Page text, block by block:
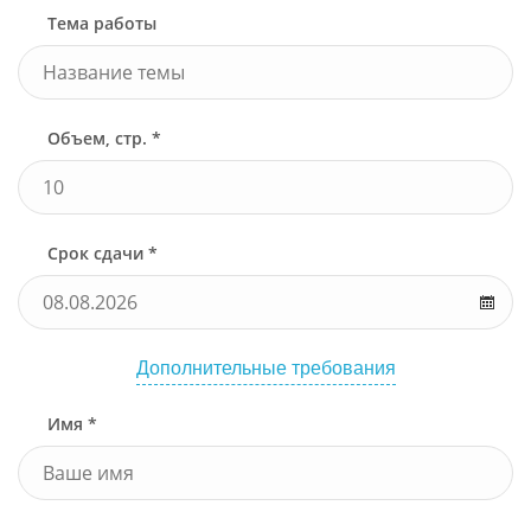
Тема работы
Объем, стр. *
Срок сдачи *
Дополнительные требования
Имя *